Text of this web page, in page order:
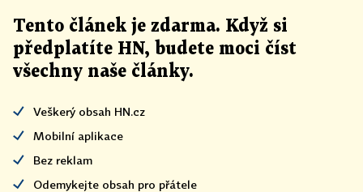
Tento článek je zdarma. Když si
předplatíte HN, budete moci číst
všechny naše články.
Veškerý obsah HN.cz
Mobilní aplikace
Bez reklam
Odemykejte obsah pro přátele